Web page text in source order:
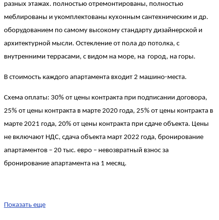
разных этажах. полностью отремонтированы, полностью
меблированы и укомплектованы кухонным сантехническим и др.
оборудованием по самому высокому стандарту дизайнерской и
архитектурной мысли. Остекление от пола до потолка, с
внутренними террасами, с видом на море, на город, на горы.
В стоимость каждого апартамента входит 2 машино-места.
Схема оплаты: 30% от цены контракта при подписании договора,
25% от цены контракта в марте 2020 года, 25% от цены контракта в
марте 2021 года, 20% от цены контракта при сдаче объекта. Цены
не включают НДС, сдача объекта март 2022 года, бронирование
апартаментов – 20 тыс. евро – невозвратный взнос за
бронирование апартамента на 1 месяц.
Показать еще